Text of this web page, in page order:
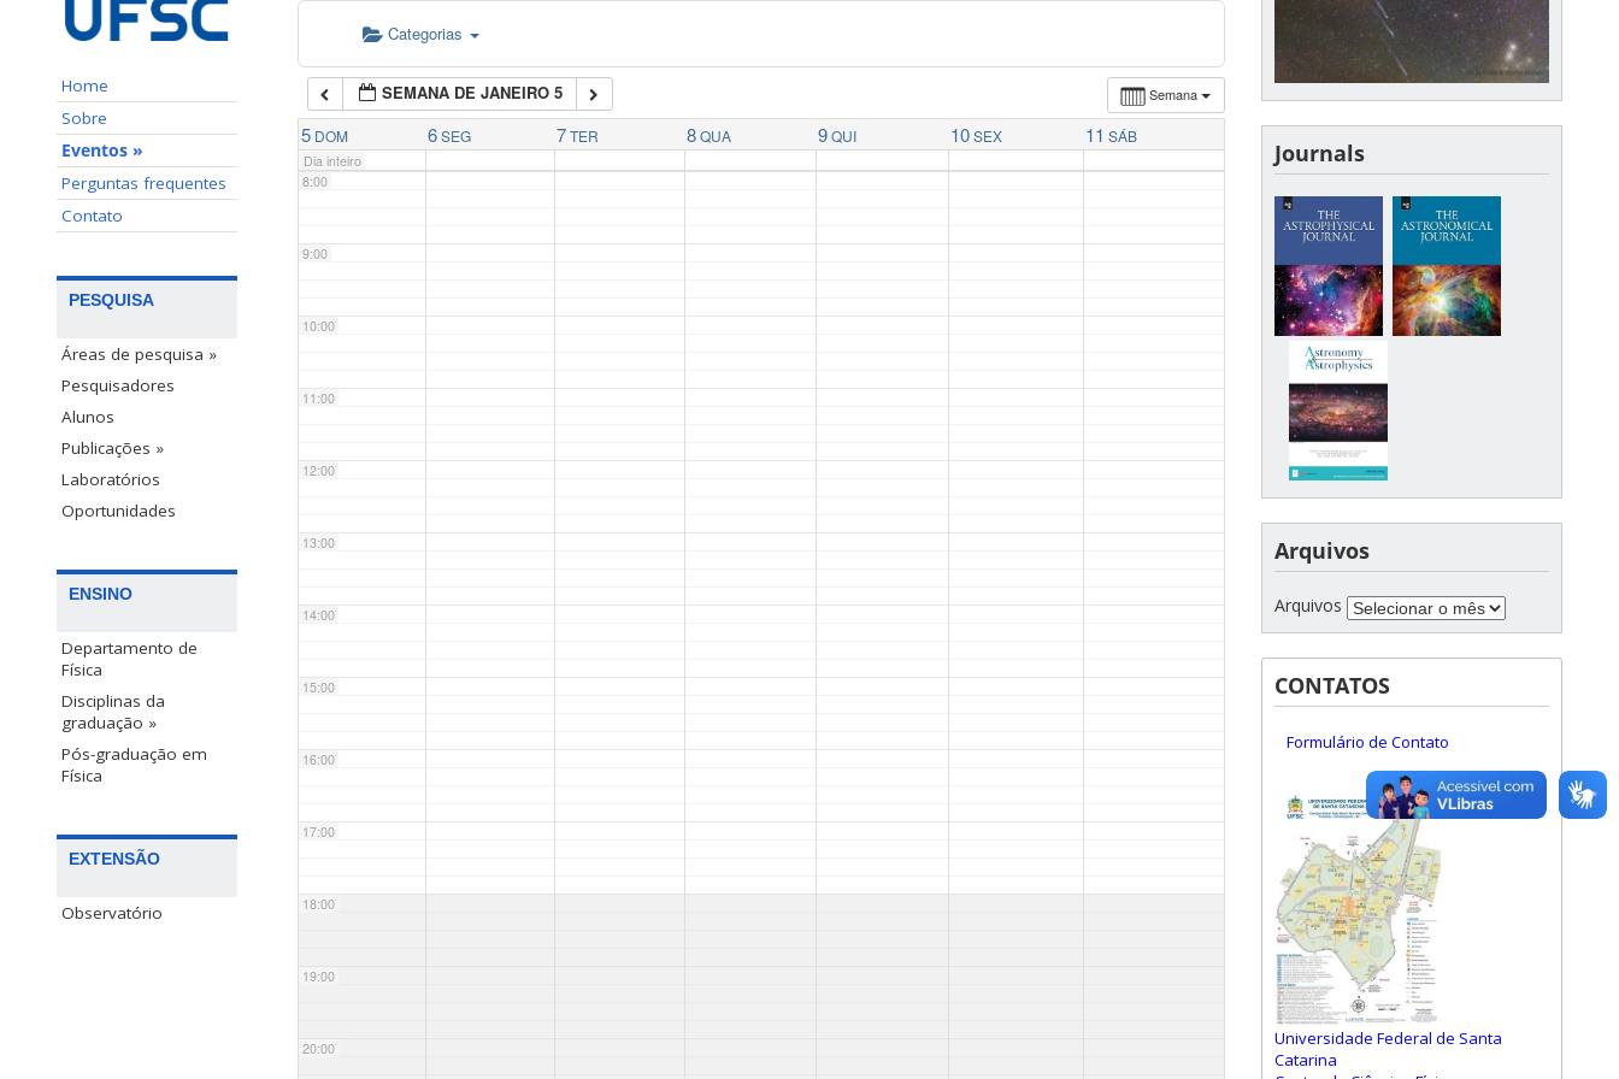
Home
Sobre
Eventos »
Perguntas frequentes
Contato
PESQUISA
Áreas de pesquisa »
Pesquisadores
Alunos
Publicações »
Laboratórios
Oportunidades
ENSINO
Departamento de
Física
Disciplinas da
graduação »
Pós-graduação em
Física
EXTENSÃO
Observatório
Categorias
Semana
SEMANA DE JANEIRO 5
5 DOM 6 SEG 7 TER 8 QUA 9 QUI 10 SEX 11 SÁB
Dia inteiro
7:00
8:00
9:00
10:00
11:00
12:00
13:00
14:00
15:00
16:00
17:00
18:00
19:00
20:00
Journals
Arquivos
Arquivos
CONTATOS
Formulário de Contato
Universidade Federal de Santa
Catarina